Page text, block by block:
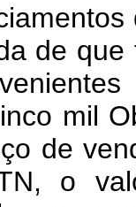
de
mil
de
o